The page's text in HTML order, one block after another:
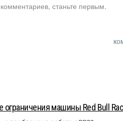
станьте первым.
машины Red Bull